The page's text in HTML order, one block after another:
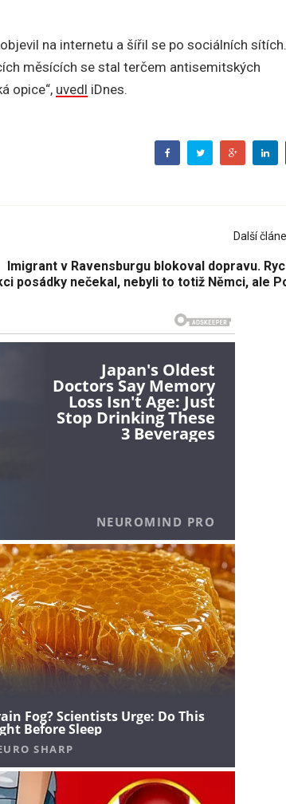
na internetu a šířil se po sociálních sítích.
měsících se stal terčem antisemitských
opice“, uvedl iDnes.
Další
Imigrant v Ravensburgu blokoval dopravu.
posádky nečekal, nebyli to totiž Němci, ale